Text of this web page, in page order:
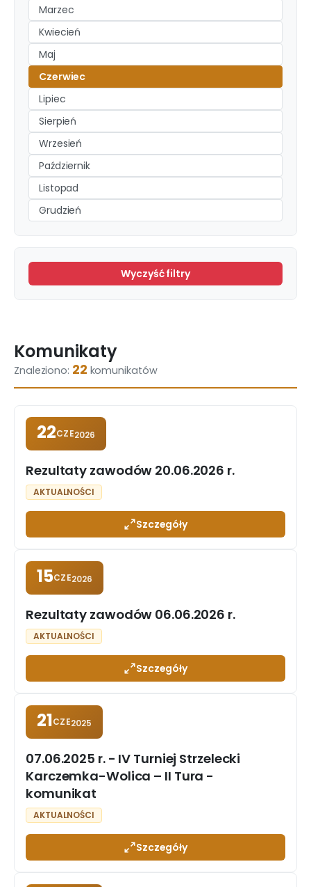
Marzec
Kwiecień
Maj
Czerwiec
Lipiec
Sierpień
Wrzesień
Październik
Listopad
Grudzień
Wyczyść filtry
Komunikaty
Znaleziono: 22 komunikatów
22CZE2026
Rezultaty zawodów 20.06.2026 r.
AKTUALNOŚCI
Szczegóły
15CZE2026
Rezultaty zawodów 06.06.2026 r.
AKTUALNOŚCI
Szczegóły
21CZE2025
07.06.2025 r. - IV Turniej Strzelecki
Karczemka-Wolica – II Tura -
komunikat
AKTUALNOŚCI
Szczegóły